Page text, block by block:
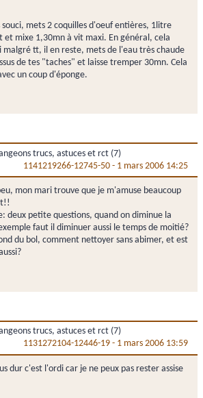
souci, mets 2 coquilles d'oeuf entières, 1litre
et mixe 1,30mn à vit maxi. En général, cela
malgré tt, il en reste, mets de l'eau très chaude
de tes "taches" et laisse tremper 30mn. Cela
un coup d'éponge.
trucs, astuces et rct (7)
1141219266-12745-50 - 1 mars 2006 14:25
mon mari trouve que je m'amuse beaucoup
deux petite questions, quand on diminue la
faut il diminuer aussi le temps de moitié?
du bol, comment nettoyer sans abimer, et est
trucs, astuces et rct (7)
1131272104-12446-19 - 1 mars 2006 13:59
dur c'est l'ordi car je ne peux pas rester assise